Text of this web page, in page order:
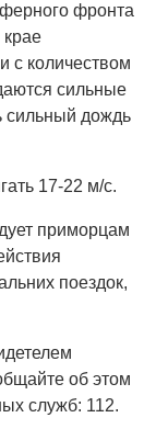
фронта
с количеством
сильные
сильный дождь
17-22 м/с.
приморцам
поездок,
об этом
служб: 112.